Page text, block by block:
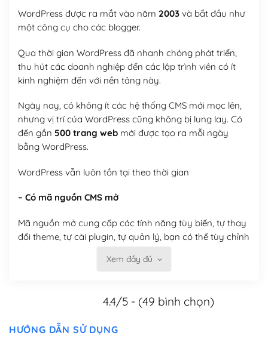
WordPress được ra mắt vào năm 2003và bắt đầu như
một công cụ cho các blogger.
Qua thời gian WordPress đã nhanh chóng phát triển,
thu hút các doanh nghiệp đến các lập trình viên có ít
kinh nghiệm đến với nền tảng này.
Ngày nay, có không ít các hệ thống CMS mới mọc lên,
nhưng vị trí của WordPress cũng không bị lung lay. Có
đến gần 500 trang webmới được tạo ra mỗi ngày
bằng WordPress.
WordPress vẫn luôn tồn tại theo thời gian
– Có mã nguồn CMS mở
Mã nguồn mở cung cấp các tính năng tùy biến, tự thay
đổi theme, tự cài plugin, tự quản lý, bạn có thể tùy chỉnh
Có thể tùy biến trên website WordPress
Xem đầy đủ
4.4/5 - (49 bình chọn)
HƯỚNG DẪN SỬ DỤNG